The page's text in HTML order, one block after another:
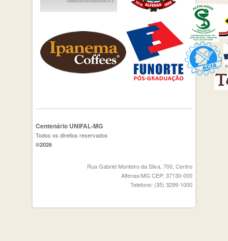
Centenário UNIFAL-MG
Todos os direitos reservados
©2026
Rua Gabriel Monteiro da Silva, 700, Centro
Alfenas/MG CEP: 37130-000
Telefone: (35) 3299-1000